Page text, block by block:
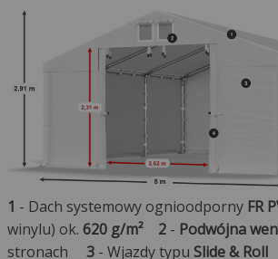
1 - Dach systemowy ognioodporny FR
winylu) ok. 620 g/m² 2- Podwójna
stronach 3- Wjazdy typu Slide & Roll